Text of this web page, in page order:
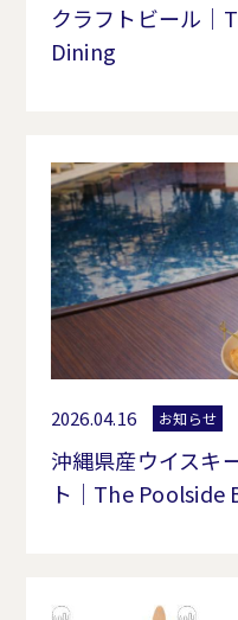
クラフトビール｜
Dining
2026.04.16 お知らせ
沖縄県産ウイスキ
ト｜The Poolside